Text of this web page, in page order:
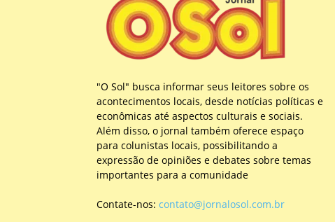
"O Sol" busca informar seus leitores sobre os
acontecimentos locais, desde notícias políticas e
econômicas até aspectos culturais e sociais.
Além disso, o jornal também oferece espaço
para colunistas locais, possibilitando a
expressão de opiniões e debates sobre temas
importantes para a comunidade
Contate-nos: contato@jornalosol.com.br